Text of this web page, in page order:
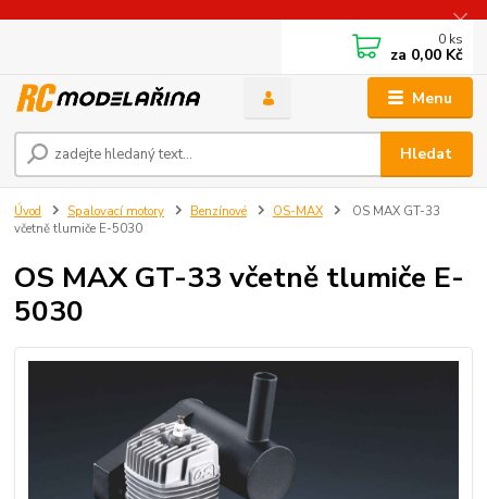
Menu
Hledat
0 ks
za 0,00 Kč
Úvod Spalovací motory Benzínové OS-MAX
OS MAX GT-33
včetně tlumiče E-5030
OS MAX GT-33 včetně tlumiče E-
5030